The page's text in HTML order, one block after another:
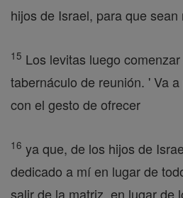
hijos de Israel, para que sean
15 Los levitas luego
tabernáculo de reunión. ' Va
con el gesto de ofrecer
16 ya que, de los hijos de
dedicado a mí en lugar de
salir de la matriz, en lugar de